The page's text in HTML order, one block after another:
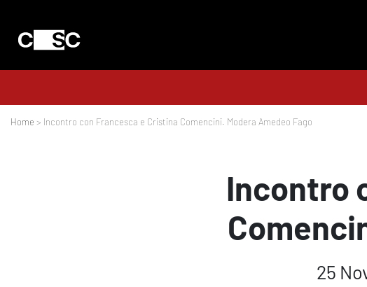
Home > Incontro con Francesca e Cristina Comencini. Modera Amedeo Fago
Incontro
25